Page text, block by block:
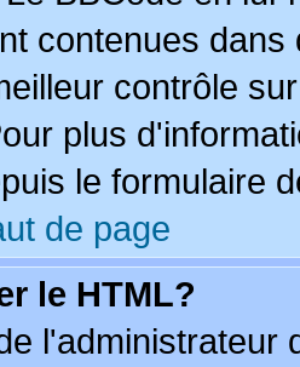
contenues
contrôle
plus
le formulaire
de page
le HTML?
l'administrateur